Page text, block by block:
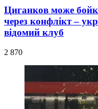
Циганков може
через конфлікт –
відомий клуб
2 870